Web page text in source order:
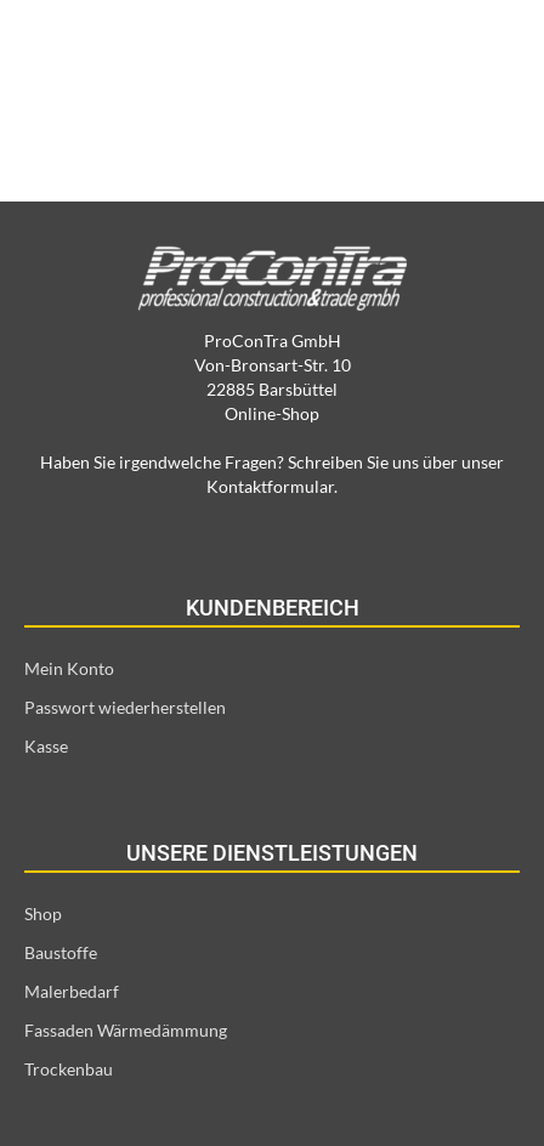
ProConTra GmbH
Von-Bronsart-Str. 10
22885 Barsbüttel
Online-Shop
Haben Sie irgendwelche Fragen? Schreiben Sie uns über unser
Kontaktformular.
KUNDENBEREICH
Mein Konto
Passwort wiederherstellen
Kasse
UNSERE DIENSTLEISTUNGEN
Shop
Baustoffe
Malerbedarf
Fassaden Wärmedämmung
Trockenbau